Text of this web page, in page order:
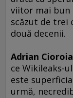
viitor mai bun
scăzut de trei
două decenii.
Adrian
ce Wikileaks-
este
urmă,